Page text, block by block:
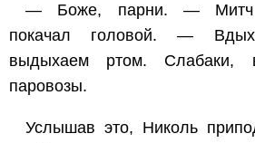
— Боже, парни. — Митч
покачал головой. —
выдыхаем ртом. Слабаки,
паровозы.
Услышав это, Николь